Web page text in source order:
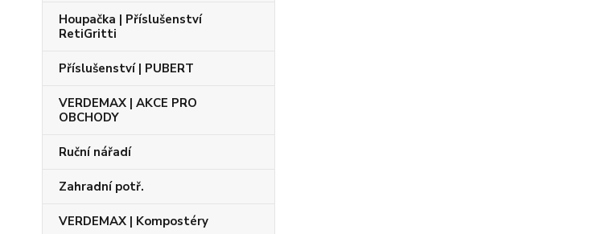
Houpačka | Příslušenství
RetiGritti
Příslušenství | PUBERT
VERDEMAX | AKCE PRO
OBCHODY
Ruční nářadí
Zahradní potř.
VERDEMAX | Kompostéry